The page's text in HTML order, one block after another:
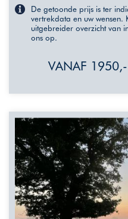
De getoonde prijs is ter
vertrekdata en uw
uitgebreider overzicht van
ons op.
VANAF 1950,-